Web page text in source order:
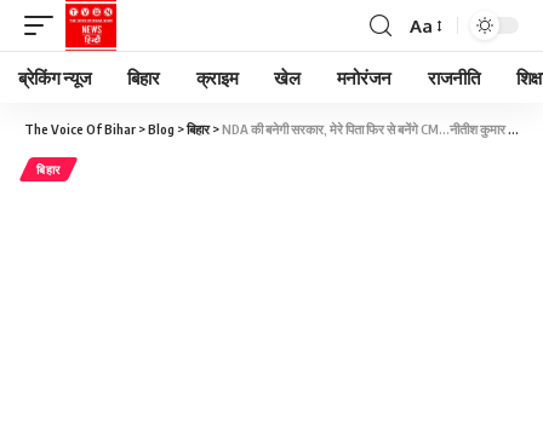
Aa
ब्रेकिंग न्यूज बिहार क्राइम खेल मनोरंजन राजनीति
The Voice Of Bihar >Blog >बिहार>NDA की बनेगी सरकार, मेरे पिता फिर से बनेंगे CM…नीतीश कुमार के बेटे निशांत का बड़ा दावा
बिहार